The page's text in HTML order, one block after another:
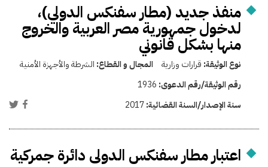
منفذ جديد (مطار سفنكس الدولي)،
لدخول جمهورية مصر العربية والخروج
منها بشكل قانوني
نوع الوثيقة: قرارات وزارية المجال و القطاع: الشرطة والأجهزة الأمنية
رقم الوثيقة/رقم الدعوى: 1936
سنة الإصدار/السنة القضائية:2017
اعتبار مطار سفنكس الدولى دائرة جمركية